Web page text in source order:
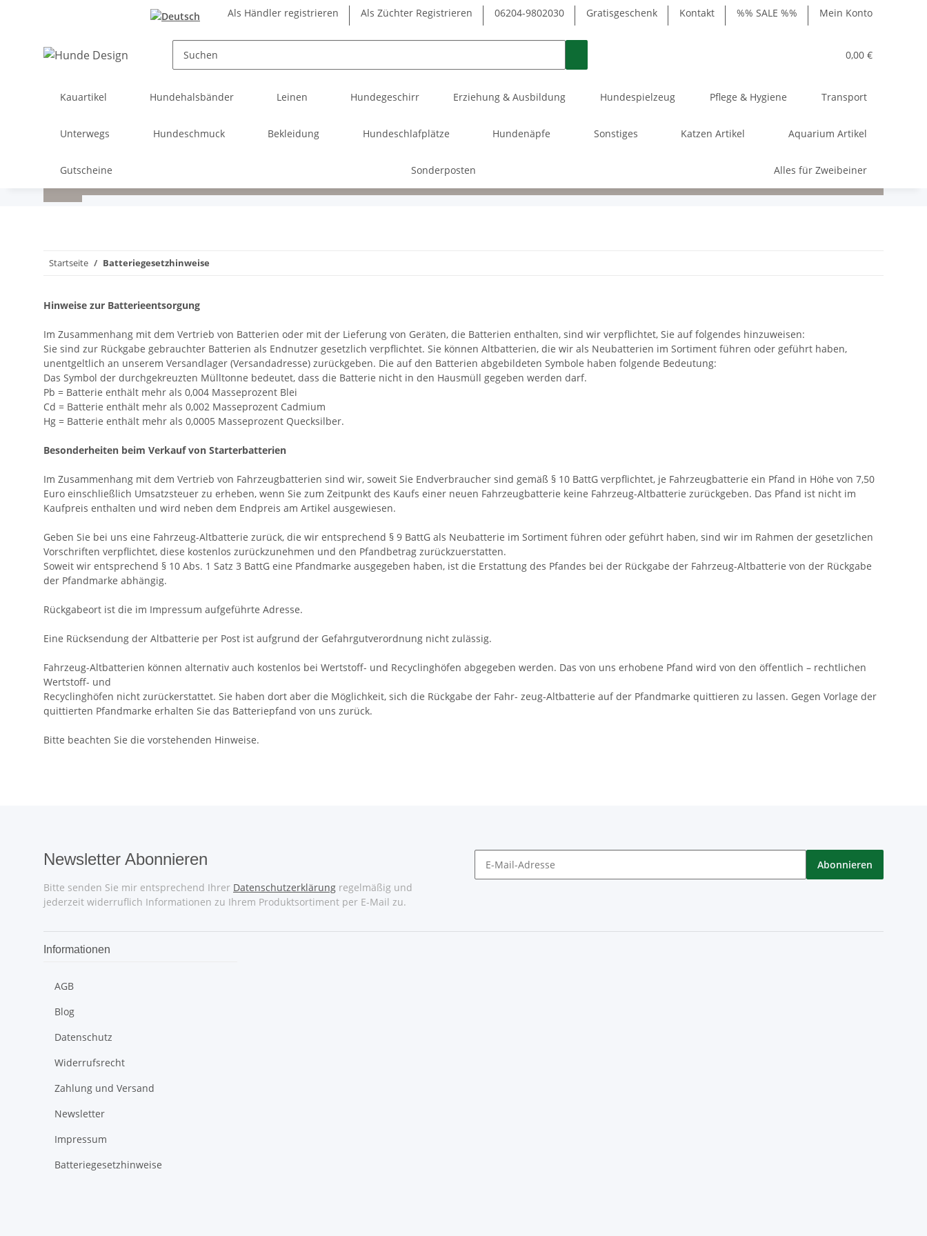
Als Händler registrieren Als Züchter Registrieren 06204-9802030 Gratisgeschenk Kontakt %% SALE %% Mein Konto
0,00 €
Kauartikel Hundehalsbänder Leinen Hundegeschirr Erziehung & Ausbildung Hundespielzeug Pflege & Hygiene Transport
Unterwegs Hundeschmuck Bekleidung Hundeschlafplätze Hundenäpfe Sonstiges Katzen Artikel Aquarium Artikel
Gutscheine Sonderposten Alles für Zweibeiner
Startseite Batteriegesetzhinweise
Hinweise zur Batterieentsorgung
Im Zusammenhang mit dem Vertrieb von Batterien oder mit der Lieferung von Geräten, die Batterien enthalten, sind wir verpflichtet, Sie auf folgendes hinzuweisen:
Sie sind zur Rückgabe gebrauchter Batterien als Endnutzer gesetzlich verpflichtet. Sie können Altbatterien, die wir als Neubatterien im Sortiment führen oder geführt haben,
unentgeltlich an unserem Versandlager (Versandadresse) zurückgeben. Die auf den Batterien abgebildeten Symbole haben folgende Bedeutung:
Das Symbol der durchgekreuzten Mülltonne bedeutet, dass die Batterie nicht in den Hausmüll gegeben werden darf.
Pb = Batterie enthält mehr als 0,004 Masseprozent Blei
Cd = Batterie enthält mehr als 0,002 Masseprozent Cadmium
Hg = Batterie enthält mehr als 0,0005 Masseprozent Quecksilber.
Besonderheiten beim Verkauf von Starterbatterien
Im Zusammenhang mit dem Vertrieb von Fahrzeugbatterien sind wir, soweit Sie Endverbraucher sind gemäß § 10 BattG verpflichtet, je Fahrzeugbatterie ein Pfand in Höhe von 7,50
Euro einschließlich Umsatzsteuer zu erheben, wenn Sie zum Zeitpunkt des Kaufs einer neuen Fahrzeugbatterie keine Fahrzeug-Altbatterie zurückgeben. Das Pfand ist nicht im
Kaufpreis enthalten und wird neben dem Endpreis am Artikel ausgewiesen.
Geben Sie bei uns eine Fahrzeug-Altbatterie zurück, die wir entsprechend § 9 BattG als Neubatterie im Sortiment führen oder geführt haben, sind wir im Rahmen der gesetzlichen
Vorschriften verpflichtet, diese kostenlos zurückzunehmen und den Pfandbetrag zurückzuerstatten.
Soweit wir entsprechend § 10 Abs. 1 Satz 3 BattG eine Pfandmarke ausgegeben haben, ist die Erstattung des Pfandes bei der Rückgabe der Fahrzeug-Altbatterie von der Rückgabe
der Pfandmarke abhängig.
Rückgabeort ist die im Impressum aufgeführte Adresse.
Eine Rücksendung der Altbatterie per Post ist aufgrund der Gefahrgutverordnung nicht zulässig.
Fahrzeug-Altbatterien können alternativ auch kostenlos bei Wertstoff- und Recyclinghöfen abgegeben werden. Das von uns erhobene Pfand wird von den öffentlich – rechtlichen
Wertstoff- und
Recyclinghöfen nicht zurückerstattet. Sie haben dort aber die Möglichkeit, sich die Rückgabe der Fahr- zeug-Altbatterie auf der Pfandmarke quittieren zu lassen. Gegen Vorlage der
quittierten Pfandmarke erhalten Sie das Batteriepfand von uns zurück.
Bitte beachten Sie die vorstehenden Hinweise.
Newsletter Abonnieren
Bitte senden Sie mir entsprechend Ihrer Datenschutzerklärung regelmäßig und
jederzeit widerruflich Informationen zu Ihrem Produktsortiment per E-Mail zu.
Abonnieren
Informationen
AGB
Blog
Datenschutz
Widerrufsrecht
Zahlung und Versand
Newsletter
Impressum
Batteriegesetzhinweise